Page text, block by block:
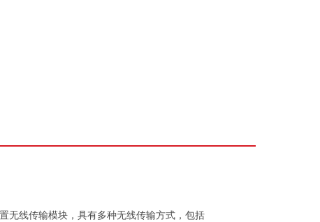
无线传输模块，具有多种无线传输方式，包括